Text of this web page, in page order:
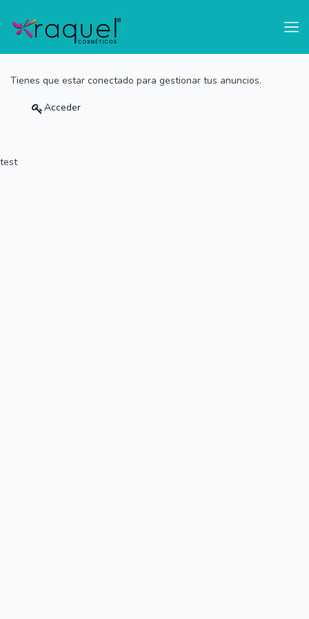
Tienes que estar conectado para gestionar tus anuncios.
Acceder
test